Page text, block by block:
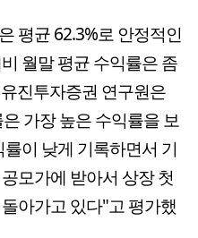
평균 62.3%로 안정적인
월말 평균 수익률은 좀
진투자증권 연구원은
가장 높은 수익률을 보
이 낮게 기록하면서 기
모가에 받아서 상장 첫
아가고 있다"고 평가했